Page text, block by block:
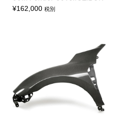
¥162,000 税別